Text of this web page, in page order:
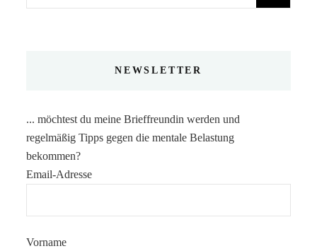
nach:
NEWSLETTER
... möchtest du meine Brieffreundin werden und
regelmäßig Tipps gegen die mentale Belastung
bekommen?
Email-Adresse
Vorname